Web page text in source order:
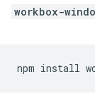
workbox-
npm install